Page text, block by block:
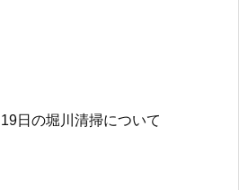
19日の堀川清掃について